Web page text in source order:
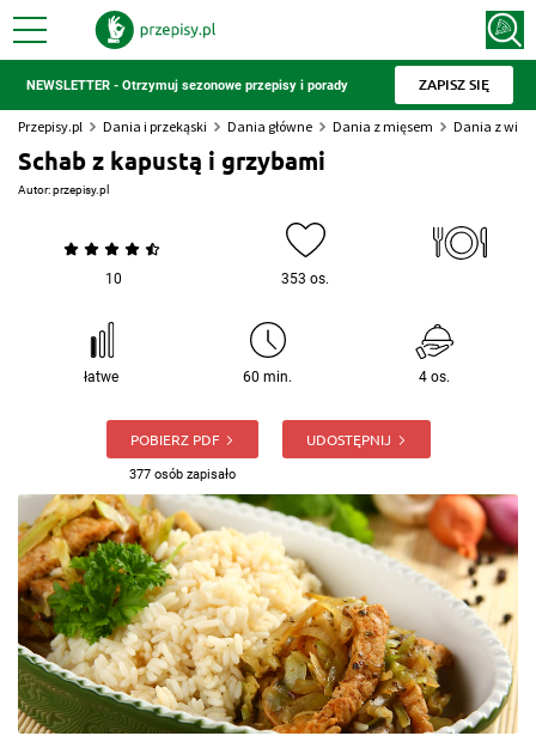
NEWSLETTER - Otrzymuj sezonowe przepisy i porady ZAPISZ SIĘ
Przepisy.pl Dania i przekąski Dania główne Dania z mięsem Dania z
Schab z kapustą i grzybami
Autor:przepisy.pl
10 353 os.
łatwe 60 min. 4 os.
POBIERZ PDF
377 osób zapisało
UDOSTĘPNIJ